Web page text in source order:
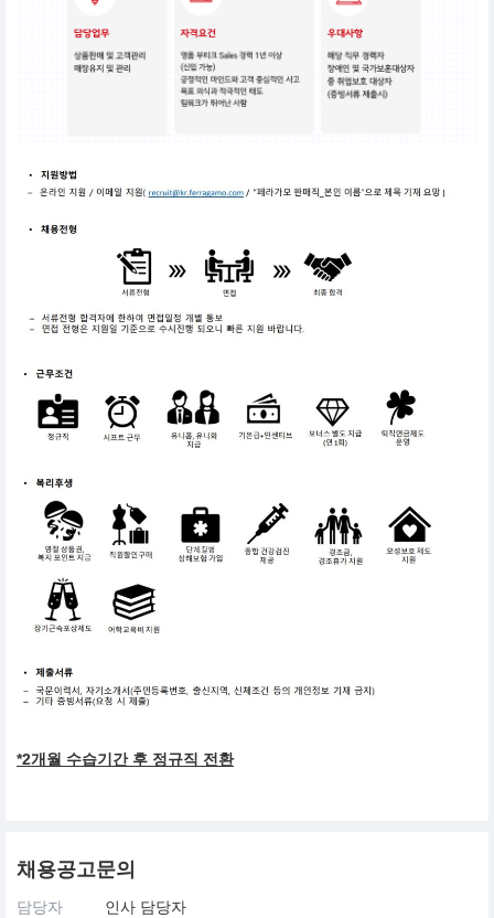
*2개월 수습기간 후 정규직 전환
채용공고문의
담당자 인사 담당자